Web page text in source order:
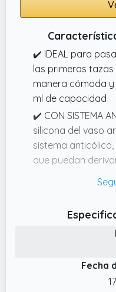
✔️ IDEAL para
las primeras
manera cómoda y
ml de capacidad
✔️ CON SISTEMA
silicona del vaso
sistema
que puedan
✔️ ERGONÓMICO
✔️ CON ASITAS
asas que pueden
cualquier otro
✔️ CON TAPA
protectora para
Fecha